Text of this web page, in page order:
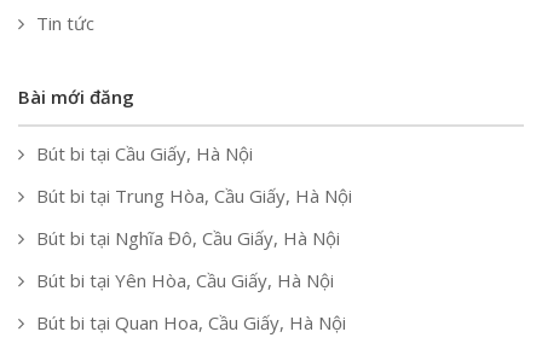
Tin tức
Bài mới đăng
Bút bi tại Cầu Giấy, Hà Nội
Bút bi tại Trung Hòa, Cầu Giấy, Hà Nội
Bút bi tại Nghĩa Đô, Cầu Giấy, Hà Nội
Bút bi tại Yên Hòa, Cầu Giấy, Hà Nội
Bút bi tại Quan Hoa, Cầu Giấy, Hà Nội